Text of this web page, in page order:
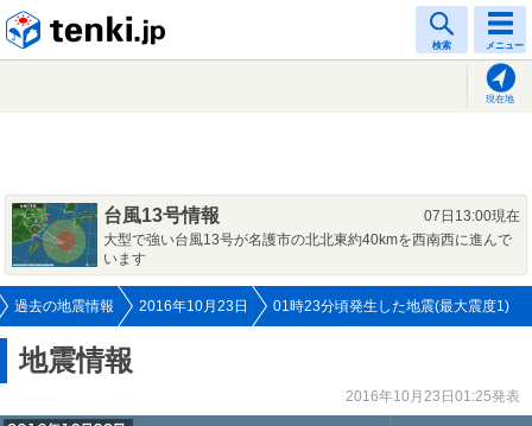
検索 メニュー
現在地
台風13号情報
07日13:00現在
大型で強い台風13号が名護市の北北東約40kmを西南西に進んで
います
過去の地震情報 2016年10月23日 01時23分頃発生した地震(最大震度1)
地震情報
2016年10月23日01:25発表